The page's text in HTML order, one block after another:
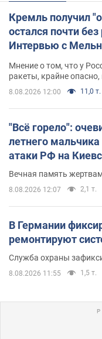
Кремль получил
остался почти
Интервью с
Мнение о том, что у
ракеты, крайне
8.08.2026 12:00 11,0 т.
"Всё горело":
летнего мальчика
атаки РФ на
Вечная память
8.08.2026 12:07 2,1 т.
В Германии
ремонтируют
Служба охраны
8.08.2026 11:55 1,5 т.